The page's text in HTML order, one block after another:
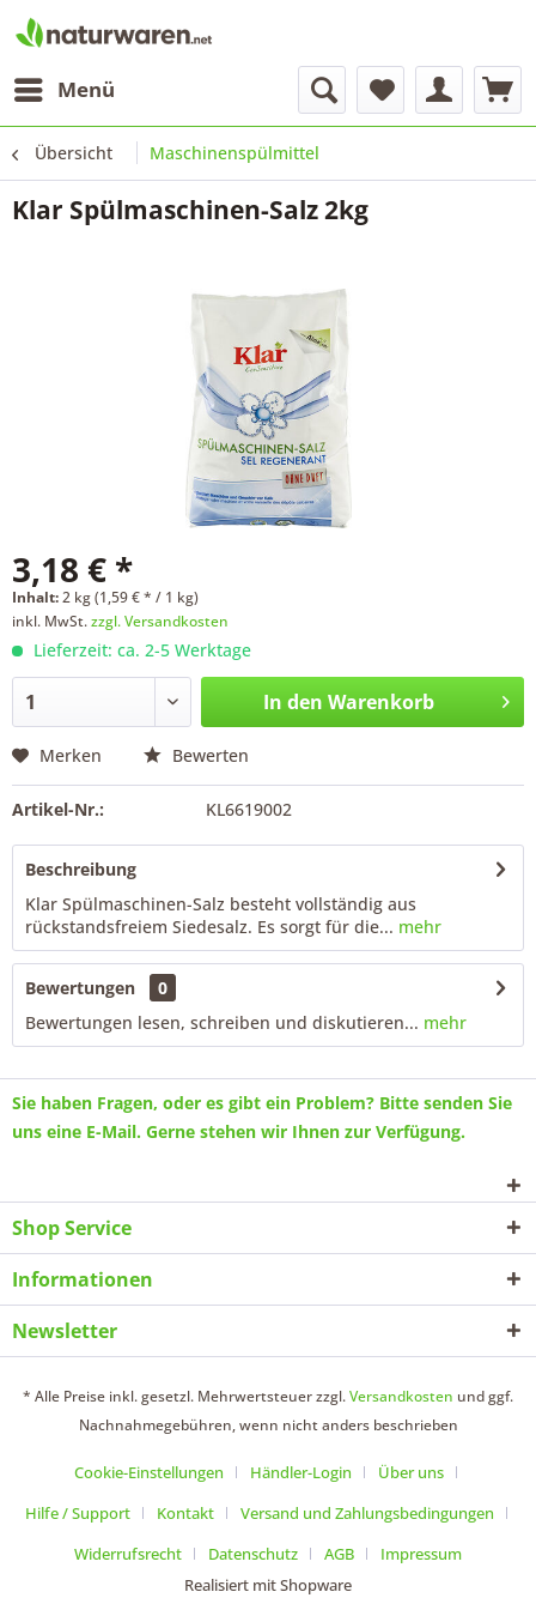
Menü
Übersicht Maschinenspülmittel
Klar Spülmaschinen-Salz 2kg
3,18 € *
Inhalt:2 kg (1,59 € * / 1 kg)
inkl. MwSt.zzgl. Versandkosten
Lieferzeit: ca. 2-5 Werktage
In den Warenkorb
Merken Bewerten
Artikel-Nr.: KL6619002
Beschreibung
Klar Spülmaschinen-Salz besteht vollständig aus
rückstandsfreiem Siedesalz. Es sorgt für die... mehr
Bewertungen
0
Bewertungen lesen, schreiben und diskutieren... mehr
Sie haben Fragen, oder es gibt ein Problem? Bitte senden Sie
uns eine E-Mail. Gerne stehen wir Ihnen zur Verfügung.
Shop Service
Informationen
Newsletter
* Alle Preise inkl. gesetzl. Mehrwertsteuer zzgl.Versandkosten und ggf.
Nachnahmegebühren, wenn nicht anders beschrieben
Cookie-Einstellungen Händler-Login
Über uns
Hilfe / Support
Kontakt
Versand und Zahlungsbedingungen
Widerrufsrecht
Datenschutz AGB
Impressum
Realisiert mit Shopware